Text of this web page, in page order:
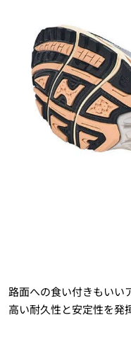
路面への食い付きもいい
高い耐久性と安定性を発